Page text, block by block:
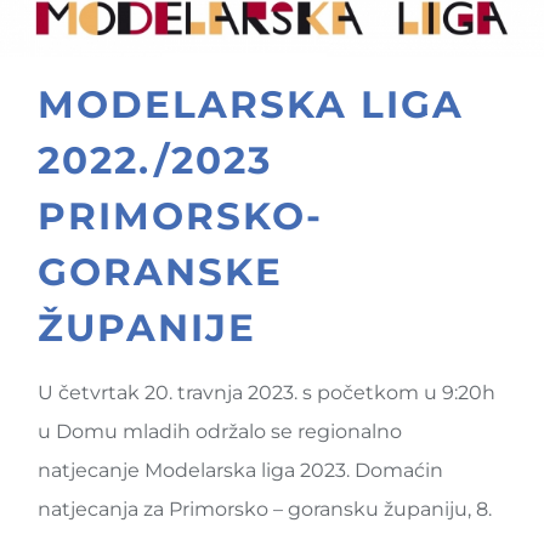
MODELARSKA LIGA
2022./2023
PRIMORSKO-
GORANSKE
ŽUPANIJE
U četvrtak 20. travnja 2023. s početkom u 9:20h
u Domu mladih održalo se regionalno
natjecanje Modelarska liga 2023. Domaćin
natjecanja za Primorsko – goransku županiju, 8.